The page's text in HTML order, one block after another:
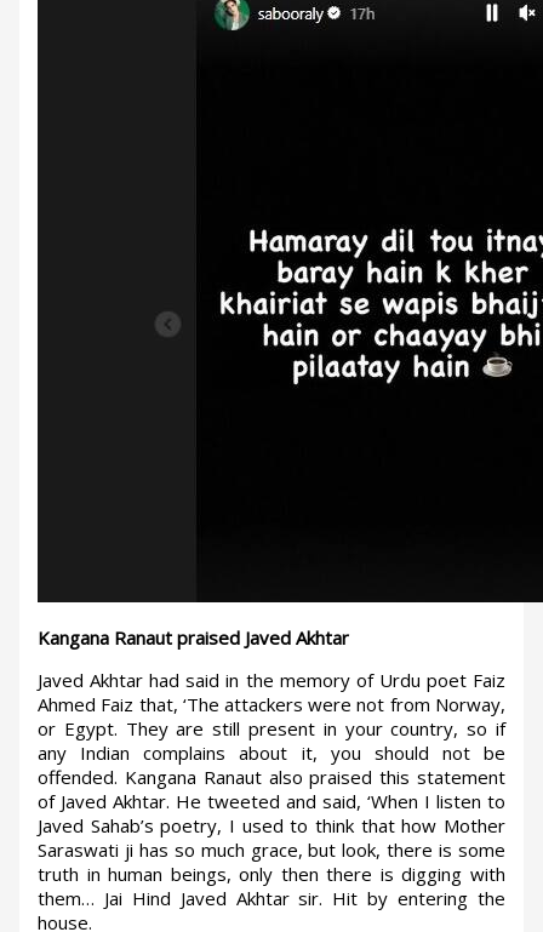
Kangana Ranaut praised Javed Akhtar
Javed Akhtar had said in the memory of Urdu poet Faiz
Ahmed Faiz that, ‘The attackers were not from Norway,
or Egypt. They are still present in your country, so if
any Indian complains about it, you should not be
offended. Kangana Ranaut also praised this statement
of Javed Akhtar. He tweeted and said, ‘When I listen to
Javed Sahab’s poetry, I used to think that how Mother
Saraswati ji has so much grace, but look, there is some
truth in human beings, only then there is digging with
them… Jai Hind Javed Akhtar sir. Hit by entering the
house.